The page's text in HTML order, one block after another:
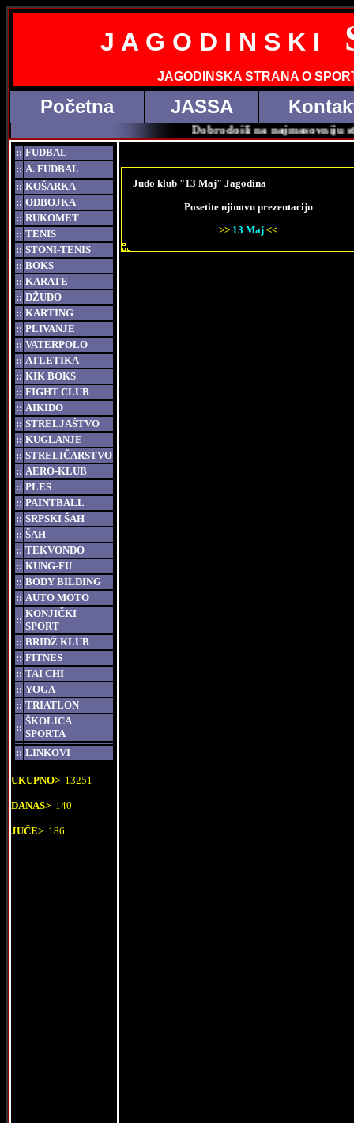
J A G O D I N S K I
JAGODINSKA STRANA O
Početna JASSA
Dobrodošli na najmasovniju
:: FUDBAL
:: A. FUDBAL
:: KOŠARKA
:: ODBOJKA
:: RUKOMET
:: TENIS
:: STONI-TENIS
:: BOKS
:: KARATE
:: DŽUDO
:: KARTING
:: PLIVANJE
:: VATERPOLO
:: ATLETIKA
:: KIK BOKS
:: FIGHT CLUB
:: AIKIDO
:: STRELJAŠTVO
:: KUGLANJE
:: STRELIČARSTVO
:: AERO-KLUB
:: PLES
:: PAINTBALL
:: SRPSKI ŠAH
:: ŠAH
:: TEKVONDO
:: KUNG-FU
:: BODY BILDING
:: AUTO MOTO
::
KONJIČKI
SPORT
:: BRIDŽ KLUB
:: FITNES
:: TAI CHI
:: YOGA
:: TRIATLON
::
ŠKOLICA
SPORTA
:: LINKOVI
UKUPNO> 13251
DANAS> 140
JUČE> 186
Judo klub "13 Maj" Jagodina
Posetite njinovu prezentaciju
>> 13 Maj <<